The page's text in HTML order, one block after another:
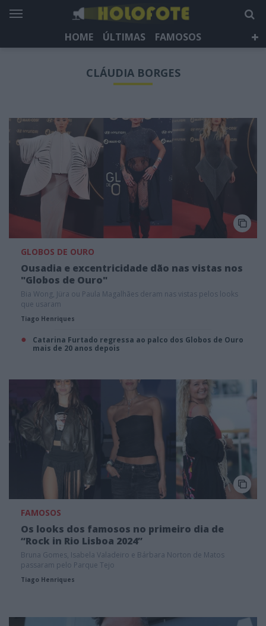
HOME ÚLTIMAS
FAMOSOS
HOLOFOTE TV
NEWSLETTER
CLÁUDIA BORGES
GLOBOS DE OURO
Ousadia e excentricidade dão nas vistas nos
"Globos de Ouro"
Bia Wong, Jüra ou Paula Magalhães deram nas vistas pelos looks
que usaram
Tiago Henriques
Catarina Furtado regressa ao palco dos Globos de Ouro
mais de 20 anos depois
FAMOSOS
Os looks dos famosos no primeiro dia de
“Rock in Rio Lisboa 2024”
Bruna Gomes, Isabela Valadeiro e Bárbara Norton de Matos
passaram pelo Parque Tejo
Tiago Henriques